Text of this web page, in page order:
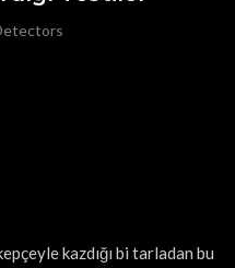
kazdığı bi tarladan bu